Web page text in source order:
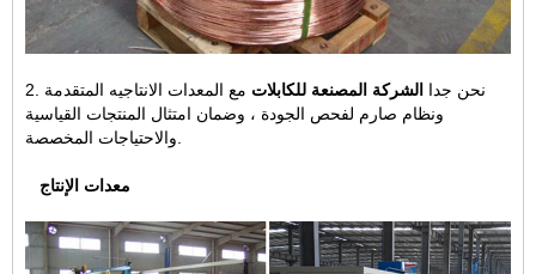
2. نحن جدا الشركة المصنعة للكابلات مع المعدات الانتاجيه المتقدمة
ونظام صارم لفحص الجودة ، وضمان امتثال المنتجات القياسية
معدات الإنتاج